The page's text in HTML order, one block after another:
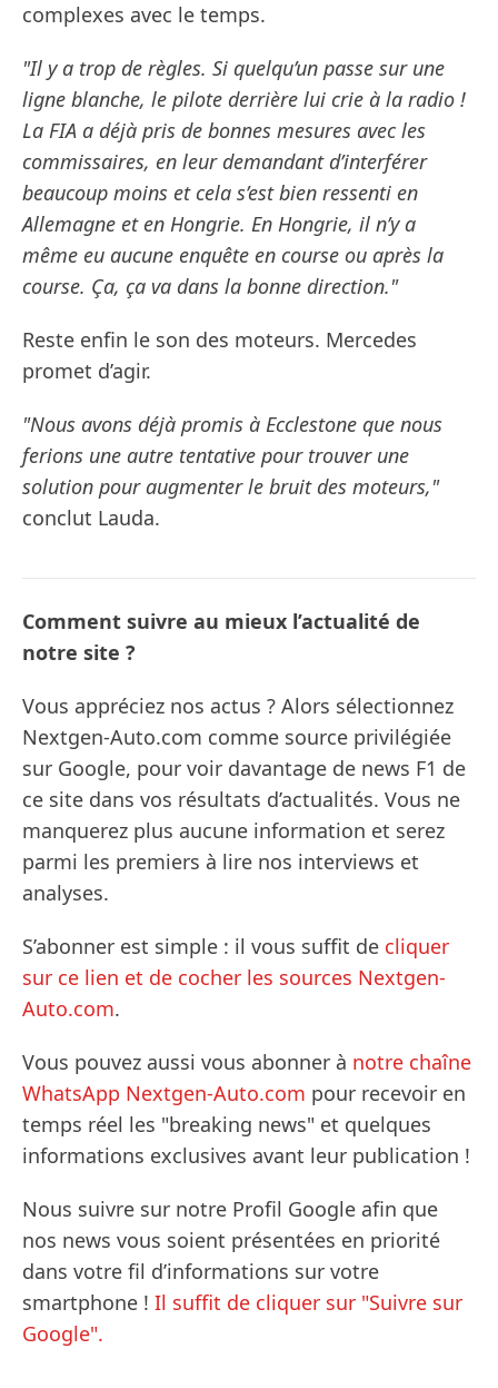
complexes avec le temps.
"Il y a trop de règles. Si quelqu’un passe sur une
ligne blanche, le pilote derrière lui crie à la radio !
La FIA a déjà pris de bonnes mesures avec les
commissaires, en leur demandant d’interférer
beaucoup moins et cela s’est bien ressenti en
Allemagne et en Hongrie. En Hongrie, il n’y a
même eu aucune enquête en course ou après la
course. Ça, ça va dans la bonne direction."
Reste enfin le son des moteurs. Mercedes
promet d’agir.
"Nous avons déjà promis à Ecclestone que nous
ferions une autre tentative pour trouver une
solution pour augmenter le bruit des moteurs,"
conclut Lauda.
Comment suivre au mieux l’actualité de
notre site ?
Vous appréciez nos actus ? Alors sélectionnez
Nextgen-Auto.com comme source privilégiée
sur Google, pour voir davantage de news F1 de
ce site dans vos résultats d’actualités. Vous ne
manquerez plus aucune information et serez
parmi les premiers à lire nos interviews et
analyses.
S’abonner est simple : il vous suffit de cliquer
sur ce lien et de cocher les sources Nextgen-
Auto.com.
Vous pouvez aussi vous abonner à notre chaîne
WhatsApp Nextgen-Auto.com pour recevoir en
temps réel les "breaking news" et quelques
informations exclusives avant leur publication !
Nous suivre sur notre Profil Google afin que
nos news vous soient présentées en priorité
dans votre fil d’informations sur votre
smartphone ! Il suffit de cliquer sur "Suivre sur
Google".